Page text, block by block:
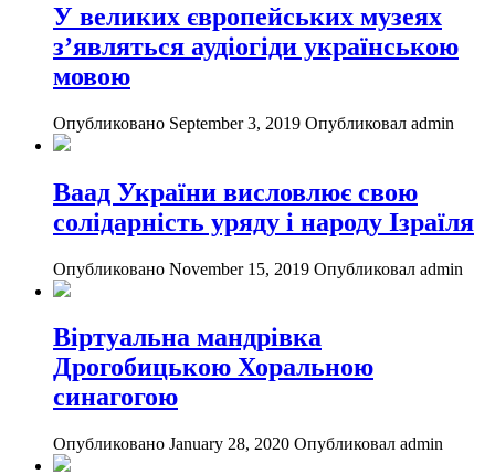
У великих європейських музеях
з’являться аудіогіди українською
мовою
Опубликовано September 3, 2019 Опубликовал admin
Ваад України висловлює свою
солідарність уряду і народу Ізраїля
Опубликовано November 15, 2019 Опубликовал admin
Віртуальна мандрівка
Дрогобицькою Хоральною
синагогою
Опубликовано January 28, 2020 Опубликовал admin